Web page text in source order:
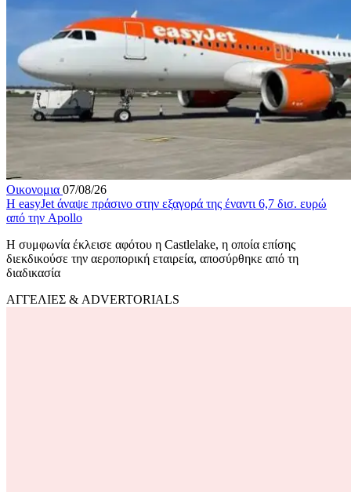
Οικονομια 07/08/26
Η easyJet άναψε πράσινο στην εξαγορά της έναντι 6,7 δισ. ευρώ
από την Apollo
Η συμφωνία έκλεισε αφότου η Castlelake, η οποία επίσης
διεκδικούσε την αεροπορική εταιρεία, αποσύρθηκε από τη
διαδικασία
ΑΓΓΕΛΙΕΣ & ADVERTORIALS